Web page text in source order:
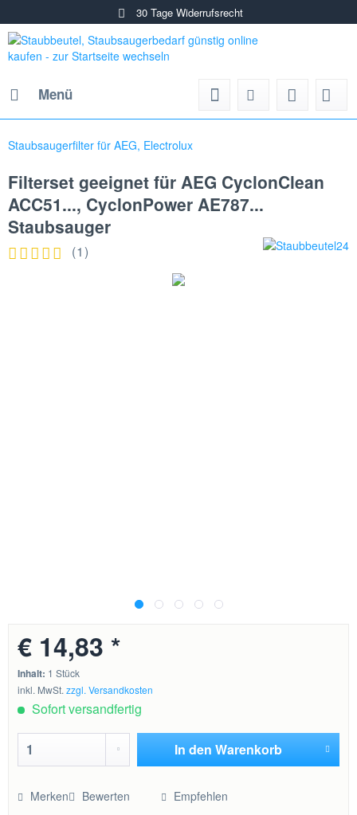
30 Tage Widerrufsrecht
Menü
Staubsaugerfilter für AEG, Electrolux
Filterset geeignet für AEG CyclonClean
ACC51..., CyclonPower AE787...
Staubsauger
(1)
€ 14,83 *
Inhalt: 1 Stück
inkl. MwSt.zzgl. Versandkosten
Sofort versandfertig
In den Warenkorb
Merken Bewerten Empfehlen